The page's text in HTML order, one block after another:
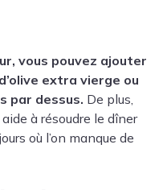
vous pouvez ajouter
extra vierge ou
par dessus. De plus,
à résoudre le dîner
où l’on manque de